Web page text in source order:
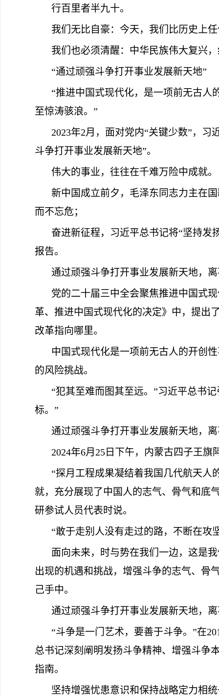
行百里者半九十。
我们无比自豪：今天，我们比历史上
我们也必须清醒：中华民族伟大复兴
“通过顽强斗争打开事业发展新天地”
“推进中国式现代化，是一项前无古人
至惊涛骇浪。”
2023年2月，面对党内“关键少数”，
斗争打开事业发展新天地”。
伟大的事业，往往在千难万险中成就。
新中国成立前夕，毛泽东同志力主在
而不忘危；
奋进新征程，习近平总书记将“坚持发
报告。
通过顽强斗争打开事业发展新天地，
党的二十届三中全会聚焦推进中国式
革、推进中国式现代化的决定》中，提出
改革指向哪里。
中国式现代化是一项前无古人的开创
的风险挑战。
“犯其至难而图其至远。”习近平总书
标。”
通过顽强斗争打开事业发展新天地，
2024年6月25日下午，内蒙古四子王
“探月工程成果凝结着我国几代航天人
就，充分展现了中国人的志气、骨气和底
研参试人员代表时说。
“敢于走别人没有走过的路，不断在攻
面向未来，时与势在我们一边，这是
出现的机遇和挑战，增强斗争的志气、骨
己手中。
通过顽强斗争打开事业发展新天地，
“斗争是一门艺术，要善于斗争。”在
总书记深刻阐明发扬斗争精神、增强斗争
指南。
坚持增强忧患意识和保持战略定力相